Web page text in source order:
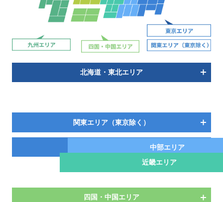
関東エリア（東京除く）
北海道・東北エリア
中部エリア
近畿エリア
四国・中国エリア